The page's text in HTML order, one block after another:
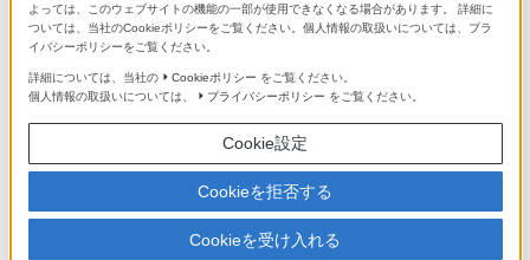
“インフォリチウム”V・H・Pシリーズバッテリーを急速
よっては、このウェブサイトの機能の一部が使用できなくなる場合があります。 詳細に
ついては、当社のCookieポリシーをご覧ください。個人情報の取扱いについては、プラ
イバシーポリシーをご覧ください。
詳細については、当社の Cookieポリシー をご覧ください。
個人情報の取扱いについては、
プライバシーポリシー をご覧ください。
Cookie設定
Cookieを拒否する
Cookieを受け入れる